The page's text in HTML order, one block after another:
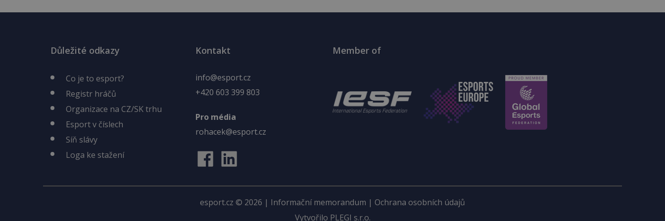
Důležité odkazy
Co je to esport?
Registr hráčů
Organizace na CZ/SK trhu
Esport v číslech
Síň slávy
Loga ke stažení
Kontakt
info@esport.cz
+420 603 399 803
Pro média
rohacek@esport.cz
Member of
esport.cz © 2026 | Informační memorandum | Ochrana osobních údajů
Vytvořilo PLEGI s.r.o.